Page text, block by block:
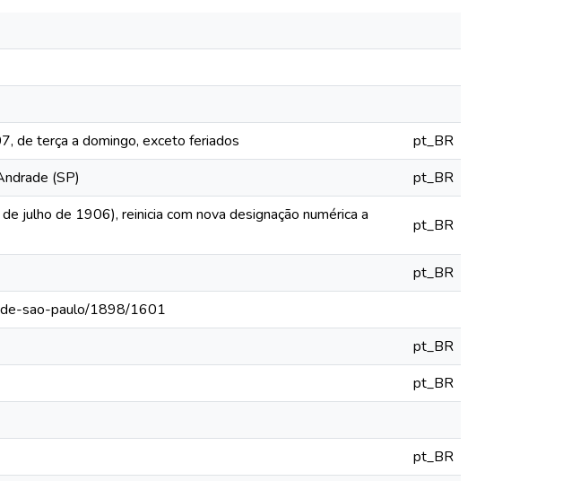
de terça a domingo, exceto feriados
pt_BR
(SP) pt_BR
julho de 1906), reinicia com nova designação numérica a
pt_BR
pt_BR
sao-paulo/1898/1601
pt_BR
pt_BR
pt_BR